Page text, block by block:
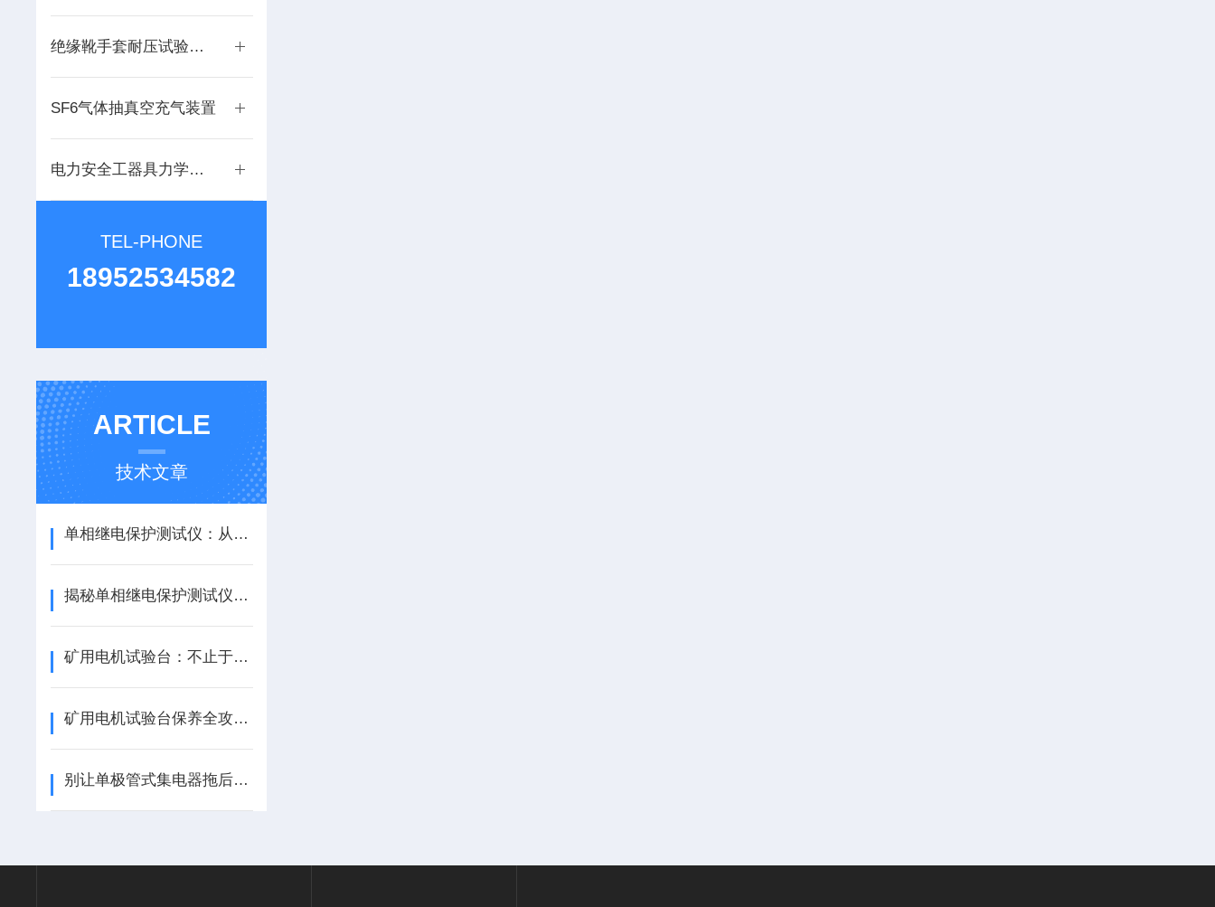
绝缘靴手套耐压试验装置
SF6气体抽真空充气装置
电力安全工器具力学性能试验机
TEL-PHONE
18952534582
ARTICLE
技术文章
单相继电保护测试仪：从入门到精通，手把手教你掌握核心操作
揭秘单相继电保护测试仪：凭这些硬核特点，轻松搞定电力检测难题！
矿用电机试验台：不止于检测，这些核心应用范围正在重塑矿业安全底线
矿用电机试验台保养全攻略：这几个关键动作，直接拉长设备寿命！
别让单极管式集电器拖后腿！常见难题+应对方法，全梳理